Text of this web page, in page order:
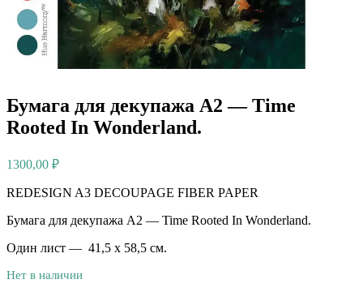
Бумага для декупажа А2 — Time
Rooted In Wonderland.
1300,00 ₽
REDESIGN A3 DECOUPAGE FIBER PAPER
Бумага для декупажа А2 — Time Rooted In Wonderland.
Один лист — 41,5 x 58,5 см.
Нет в наличии